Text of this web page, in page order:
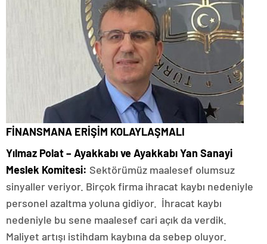
FİNANSMANA ERİŞİM KOLAYLAŞMALI
Yılmaz Polat – Ayakkabı ve Ayakkabı Yan Sanayi
Meslek Komitesi: Sektörümüz maalesef olumsuz
sinyaller veriyor. Birçok firma ihracat kaybı nedeniyle
personel azaltma yoluna gidiyor. İhracat kaybı
nedeniyle bu sene maalesef cari açık da verdik.
Maliyet artışı istihdam kaybına da sebep oluyor.